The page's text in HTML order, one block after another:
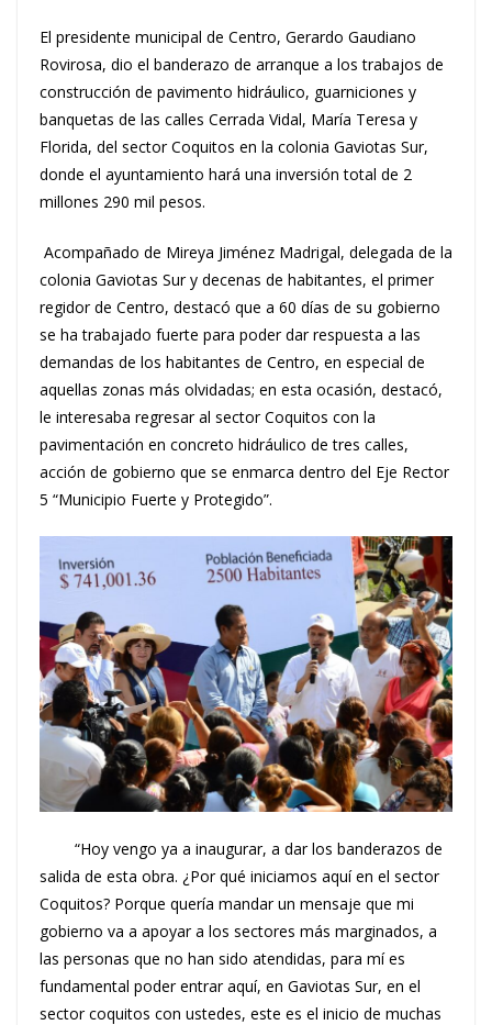
El presidente municipal de Centro, Gerardo Gaudiano
Rovirosa, dio el banderazo de arranque a los trabajos de
construcción de pavimento hidráulico, guarniciones y
banquetas de las calles Cerrada Vidal, María Teresa y
Florida, del sector Coquitos en la colonia Gaviotas Sur,
donde el ayuntamiento hará una inversión total de 2
millones 290 mil pesos.
Acompañado de Mireya Jiménez Madrigal, delegada de la
colonia Gaviotas Sur y decenas de habitantes, el primer
regidor de Centro, destacó que a 60 días de su gobierno
se ha trabajado fuerte para poder dar respuesta a las
demandas de los habitantes de Centro, en especial de
aquellas zonas más olvidadas; en esta ocasión, destacó,
le interesaba regresar al sector Coquitos con la
pavimentación en concreto hidráulico de tres calles,
acción de gobierno que se enmarca dentro del Eje Rector
5 “Municipio Fuerte y Protegido”.
“Hoy vengo ya a inaugurar, a dar los banderazos de
salida de esta obra. ¿Por qué iniciamos aquí en el sector
Coquitos? Porque quería mandar un mensaje que mi
gobierno va a apoyar a los sectores más marginados, a
las personas que no han sido atendidas, para mí es
fundamental poder entrar aquí, en Gaviotas Sur, en el
sector coquitos con ustedes, este es el inicio de muchas